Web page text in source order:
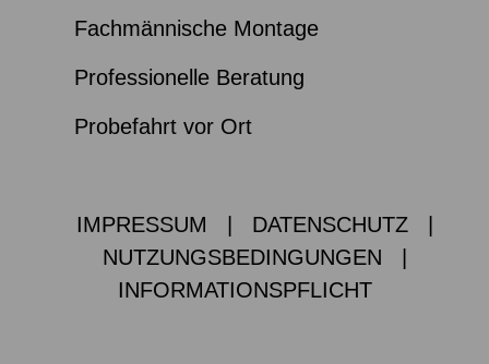
Fachmännische Montage
Professionelle Beratung
Probefahrt vor Ort
IMPRESSUM DATENSCHUTZ
NUTZUNGSBEDINGUNGEN
INFORMATIONSPFLICHT